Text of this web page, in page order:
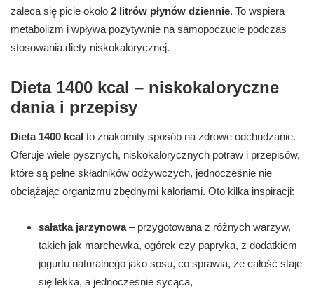
zaleca się picie około 2 litrów płynów dziennie. To wspiera
metabolizm i wpływa pozytywnie na samopoczucie podczas
stosowania diety niskokalorycznej.
Dieta 1400 kcal – niskokaloryczne
dania i przepisy
Dieta 1400 kcal to znakomity sposób na zdrowe odchudzanie.
Oferuje wiele pysznych, niskokalorycznych potraw i przepisów,
które są pełne składników odżywczych, jednocześnie nie
obciążając organizmu zbędnymi kaloriami. Oto kilka inspiracji:
sałatka jarzynowa– przygotowana z różnych warzyw,
takich jak marchewka, ogórek czy papryka, z dodatkiem
jogurtu naturalnego jako sosu, co sprawia, że całość staje
się lekka, a jednocześnie sycąca,